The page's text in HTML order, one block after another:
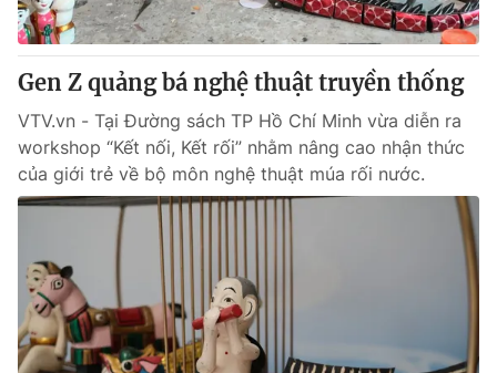
Câu chuyện quốc tế
Thị trường
Góc doanh nghiệp
Dữ liệu và đời sống
Truyền hình
Phim VTV
Hậu trường
Khán giả
Giải sao mai
Giải trí
Điện ảnh
Sao
Đời sống
Du lịch
Làm đẹp
Chất lượng cuộc sống
Giáo dục
Tuyển sinh
Học trực tuyến
Công nghệ
Gen Z quảng bá nghệ thuật truyền thống
VTV.vn - Tại Đường sách TP Hồ Chí Minh vừa diễn ra
workshop “Kết nối, Kết rối” nhằm nâng cao nhận thức
của giới trẻ về bộ môn nghệ thuật múa rối nước.